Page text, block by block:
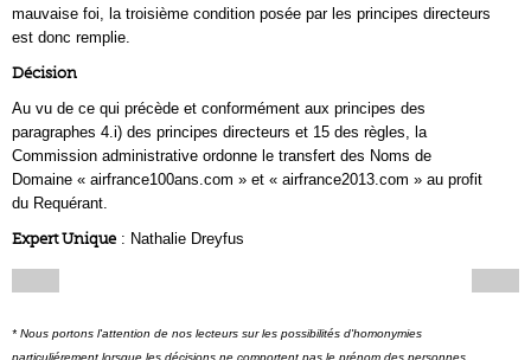
mauvaise foi, la troisième condition posée par les principes directeurs
est donc remplie.
Décision
Au vu de ce qui précède et conformément aux principes des
paragraphes 4.i) des principes directeurs et 15 des règles, la
Commission administrative ordonne le transfert des Noms de
Domaine « airfrance100ans.com » et « airfrance2013.com » au profit
du Requérant.
Expert Unique : Nathalie Dreyfus
* Nous portons l'attention de nos lecteurs sur les possibilités d'homonymies
particuliérement lorsque les décisions ne comportent pas le prénom des personnes.